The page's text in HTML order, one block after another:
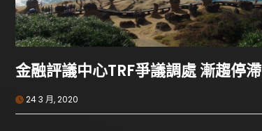
金融評議中心TRF爭議調處 漸趨停滯
24 3 月, 2020